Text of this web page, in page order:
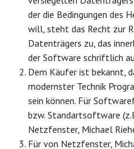
der die Bedingungen des
will, steht das Recht zur
Datenträgers zu, das
der Software schriftlich
Dem Käufer ist bekannt,
modernster Technik
sein können. Für
bzw. Standartsoftware
Netzfenster, Michael
Für von Netzfenster,